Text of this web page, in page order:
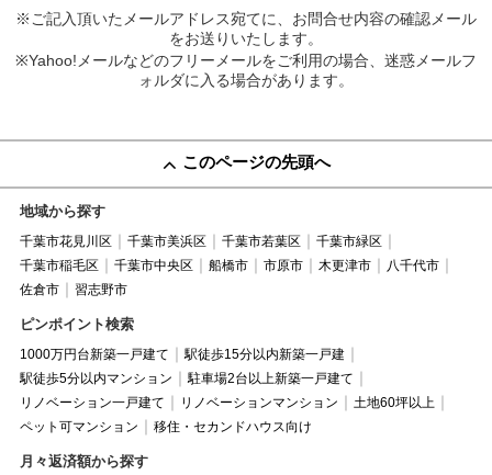
※ご記入頂いたメールアドレス宛てに、お問合せ内容の確認メール
をお送りいたします。
※Yahoo!メールなどのフリーメールをご利用の場合、迷惑メールフ
ォルダに入る場合があります。
このページの先頭へ
地域から探す
千葉市花見川区 千葉市美浜区 千葉市若葉区
千葉市緑区
千葉市稲毛区
千葉市中央区 船橋市 市原市 木更津市
八千代市
佐倉市
習志野市
ピンポイント検索
1000万円台新築一戸建て
駅徒歩15分以内新築一戸建
駅徒歩5分以内マンション
駐車場2台以上新築一戸建て
リノベーション一戸建て
リノベーションマンション
土地60坪以上
ペット可マンション
移住・セカンドハウス向け
月々返済額から探す